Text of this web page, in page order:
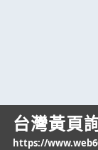
台灣黃頁
https://